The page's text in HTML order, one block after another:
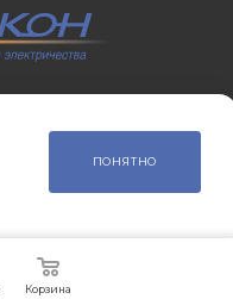
продукция,
Корзина
ПОНЯТНО